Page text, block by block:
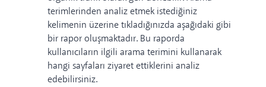
terimlerinden analiz etmek istediğiniz
kelimenin üzerine tıkladığınızda aşağıdaki gibi
bir rapor oluşmaktadır. Bu raporda
kullanıcıların ilgili arama terimini kullanarak
hangi sayfaları ziyaret ettiklerini analiz
edebilirsiniz.